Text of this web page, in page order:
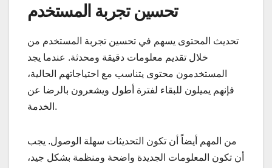
تحسين تجربة المستخدم
تحديث المحتوى يسهم في تحسين تجربة المستخدم من
خلال تقديم معلومات دقيقة ومحدثة. عندما يجد
المستخدمون محتوى يتناسب مع احتياجاتهم الحالية،
فإنهم يميلون للبقاء لفترة أطول ويشعرون بالرضا عن
الخدمة.
من المهم أيضاً أن تكون التحديثات سهلة الوصول. يجب
أن تكون المعلومات الجديدة واضحة ومنظمة بشكل جيد،